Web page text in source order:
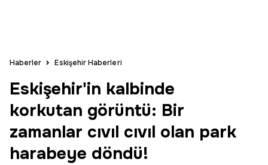
Haberler Eskişehir Haberleri
Eskişehir'in kalbinde
korkutan görüntü: Bir
zamanlar cıvıl cıvıl olan park
harabeye döndü!